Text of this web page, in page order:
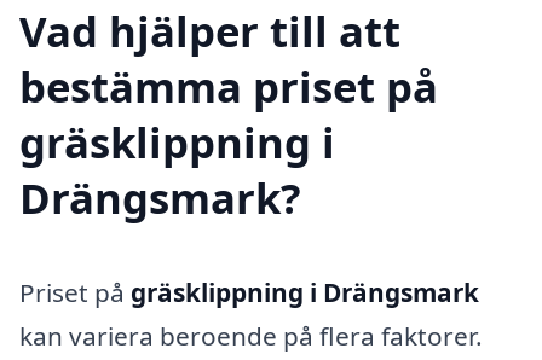
Vad hjälper till att
bestämma priset på
gräsklippning i
Drängsmark?
Priset på gräsklippning i Drängsmark
kan variera beroende på flera faktorer.